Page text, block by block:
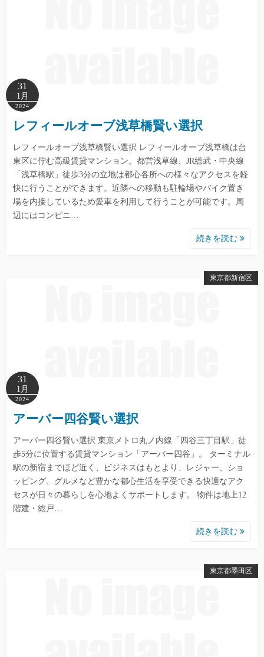
31
1月
2024
レフィールオーブ浅草橋賢い選択
レフィールオーブ浅草橋賢い選択 レフィールオーブ浅草橋は台
東区に佇む高級賃貸マンション。都営浅草線、JR総武・中央線
「浅草橋駅」徒歩3分の立地は都心各所への様々なアクセスを軽
快に行うことができます。近隣への移動も駐輪場やバイク置き
場を内接しているため愛車を利用して行うことが可能です。周
辺にはコンビニ…
続きを読む
東京都新宿区
31
1月
2024
アーバー四谷賢い選択
アーバー四谷賢い選択 東京メトロ丸ノ内線「四谷三丁目駅」徒
歩5分に位置する賃貸マンション「アーバー四谷」。 ターミナル
駅の新宿までほど近く、ビジネスはもとより、レジャー、ショ
ッピング、グルメなど豊かな都心生活を享受できる快適なアク
セスが日々の暮らしを心地よくサポートします。 物件は地上12
階建・総戸…
続きを読む
東京都墨田区